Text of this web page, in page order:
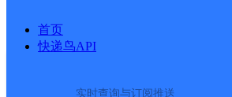
首页
快递鸟API
实时查询与订阅推送